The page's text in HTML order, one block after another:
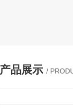
产品展示 /